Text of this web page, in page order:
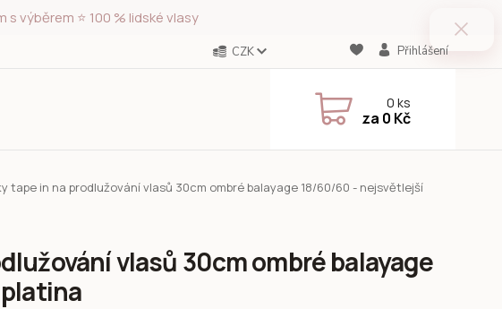
výběrem ⭐ 100 % lidské vlasy
CZK Přihlášení
0ks
za 0 Kč
tape in na prodlužování vlasů 30cm ombré balayage 18/60/60 - nejsvětlejší
vlasů 30cm ombré balayage